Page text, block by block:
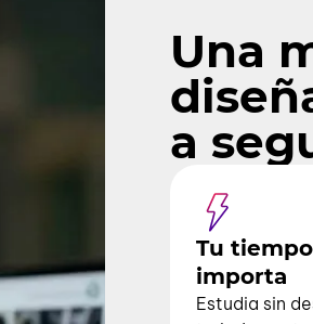
Una
a
Tu
importa
Estudia sin